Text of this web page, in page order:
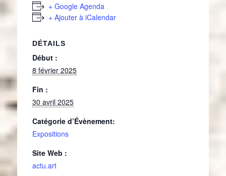
+ Google Agenda
+ Ajouter à iCalendar
DÉTAILS
Début :
8 février 2025
Fin :
30 avril 2025
Catégorie d’Évènement:
Expositions
Site Web :
actu.art